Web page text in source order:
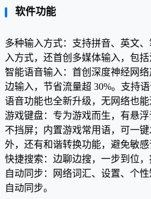
软件功能
多种输入方式：支持拼音、英文
入方式，还首创多媒体输入，包括
智能语音输入：首创深度神经网
边输入，节省流量超 30%。支持
语音功能也全新升级，无网络也能
游戏键盘：专为游戏而生，有悬浮
不挡屏；内置游戏常用语，可一
外，还有和谐转换功能，避免敏感
快捷搜索：边聊边搜，一步到位，
自动同步：网络词汇、设置、个
自动同步。